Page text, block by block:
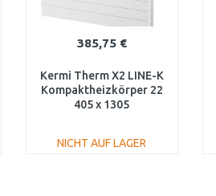
385,75 €
Kermi Therm X2 LINE-K
Kompaktheizkörper 22
405 x 1305
NICHT AUF LAGER